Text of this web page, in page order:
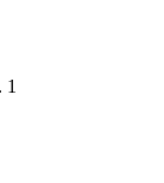
1